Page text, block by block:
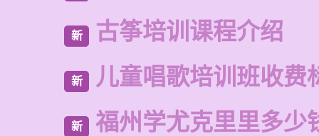
新 古筝培训课程介绍
新 儿童唱歌培训班收费
新 福州学尤克里里多少